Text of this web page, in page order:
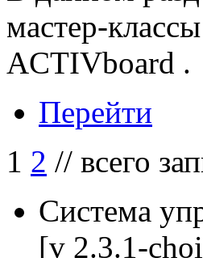
мастер-
ACTIVboard .
Перейти
1 2 // всего
Система
[v 2.3.1-